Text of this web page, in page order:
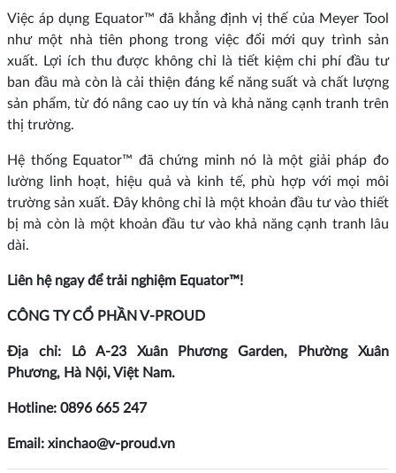
Việc áp dụng Equator™ đã khẳng định vị thế của Meyer Tool
như một nhà tiên phong trong việc đổi mới quy trình sản
xuất. Lợi ích thu được không chỉ là tiết kiệm chi phí đầu tư
ban đầu mà còn là cải thiện đáng kể năng suất và chất lượng
sản phẩm, từ đó nâng cao uy tín và khả năng cạnh tranh trên
thị trường.
Hệ thống Equator™ đã chứng minh nó là một giải pháp đo
lường linh hoạt, hiệu quả và kinh tế, phù hợp với mọi môi
trường sản xuất. Đây không chỉ là một khoản đầu tư vào thiết
bị mà còn là một khoản đầu tư vào khả năng cạnh tranh lâu
dài.
Liên hệ ngay để trải nghiệm Equator™!
CÔNG TY CỔ PHẦN V-PROUD
Địa chỉ: Lô A-23 Xuân Phương Garden, Phường Xuân
Phương, Hà Nội, Việt Nam.
Hotline: 0896 665 247
Email: xinchao@v-proud.vn